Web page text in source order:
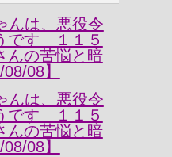
んは、悪役令
です １１５
の苦悩と暗
08】
んは、悪役令
です １１５
の苦悩と暗
08】